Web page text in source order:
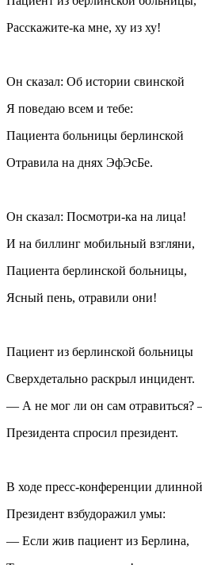
Расскажите-ка мне, ху из ху!
Он сказал: Об истории свинской
Я поведаю всем и тебе:
Пациента больницы берлинской
Отравила на днях ЭфЭсБе.
Он сказал: Посмотри-ка на лица!
И на биллинг мобильный взгляни,
Пациента берлинской больницы,
Ясный пень, отравили они!
Пациент из берлинской больницы
Сверхдетально раскрыл инцидент.
— А не мог ли он сам отравиться?
Президента спросил президент.
В ходе пресс-конференции длинной
Президент взбудоражил умы:
— Если жив пациент из Берлина,